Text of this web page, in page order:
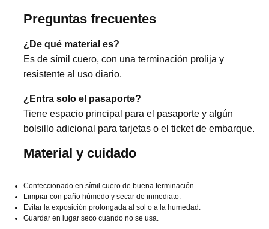
Preguntas frecuentes
¿De qué material es?
Es de símil cuero, con una terminación prolija y
resistente al uso diario.
¿Entra solo el pasaporte?
Tiene espacio principal para el pasaporte y algún
bolsillo adicional para tarjetas o el ticket de embarque.
Material y cuidado
Confeccionado en símil cuero de buena terminación.
Limpiar con paño húmedo y secar de inmediato.
Evitar la exposición prolongada al sol o a la humedad.
Guardar en lugar seco cuando no se usa.